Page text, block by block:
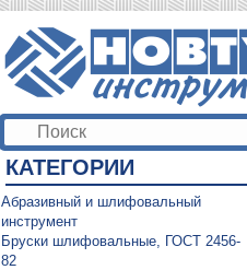
КАТЕГОРИИ
Абразивный и шлифовальный
инструмент
Бруски шлифовальные, ГОСТ 2456-
82